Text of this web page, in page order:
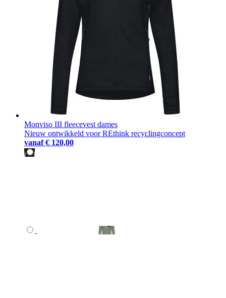
Monviso III fleecevest dames
Nieuw ontwikkeld voor REthink recyclingconcept
vanaf € 120,00